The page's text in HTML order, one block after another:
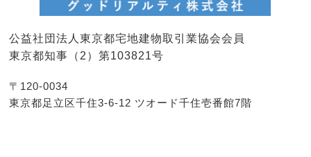
公益社団法人東京都宅地建物取引業協会会員
東京都知事（2）第103821号
〒120-0034
東京都足立区千住3-6-12 ツオード千住壱番館7階